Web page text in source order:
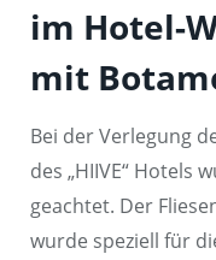
im Hotel-
mit
Bei der Verlegung
des „HIIVE“ Hotels
geachtet. Der
wurde speziell für